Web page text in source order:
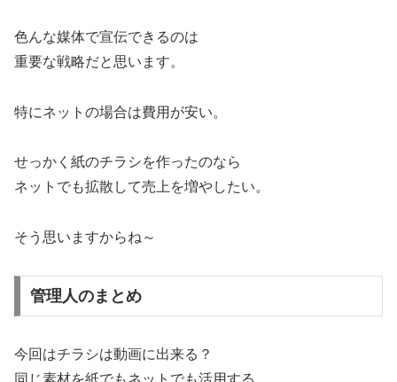
色んな媒体で宣伝できるのは
重要な戦略だと思います。
特にネットの場合は費用が安い。
せっかく紙のチラシを作ったのなら
ネットでも拡散して売上を増やしたい。
そう思いますからね～
管理人のまとめ
今回はチラシは動画に出来る？
同じ素材を紙でもネットでも活用する